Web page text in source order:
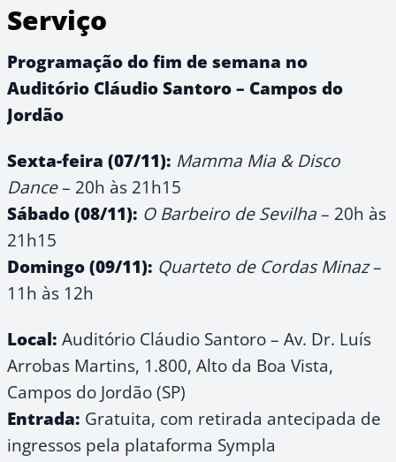
Serviço
Programação do fim de semana no
Auditório Cláudio Santoro – Campos do
Jordão
Sexta-feira (07/11): Mamma Mia & Disco
Dance– 20h às 21h15
Sábado (08/11): O Barbeiro de Sevilha– 20h às
21h15
Domingo (09/11): Quarteto de Cordas Minaz–
11h às 12h
Local: Auditório Cláudio Santoro – Av. Dr. Luís
Arrobas Martins, 1.800, Alto da Boa Vista,
Campos do Jordão (SP)
Entrada: Gratuita, com retirada antecipada de
ingressos pela plataforma Sympla